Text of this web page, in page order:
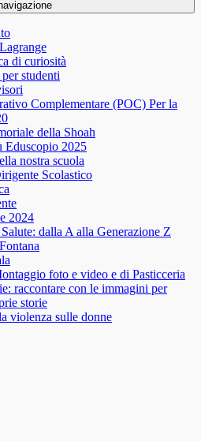
di curiosità
studenti
Complementare (POC) Per la
della Shoah
Eduscopio 2025
nostra scuola
Scolastico
2024
dalla A alla Generazione Z
foto e video e di Pasticceria
raccontare con le immagini per
storie
violenza sulle donne